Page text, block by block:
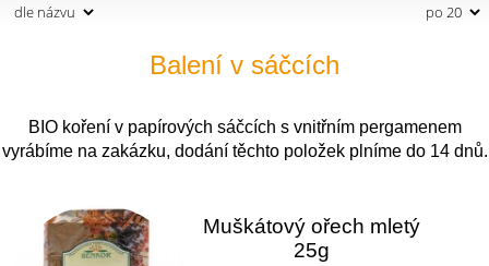
Balení v sáčcích
BIO koření v papírových sáčcích s vnitřním pergamenem
vyrábíme na zakázku, dodání těchto položek plníme do 14 dnů.
Muškátový ořech mletý
25g